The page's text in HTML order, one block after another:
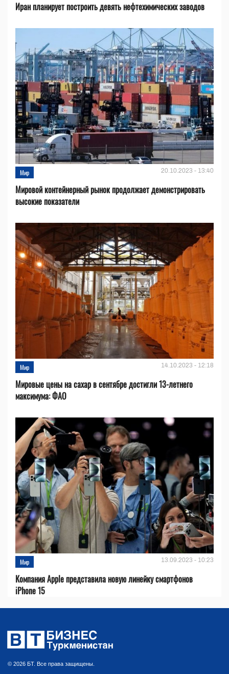
Иран планирует построить девять нефтехимических заводов
Мир 20.10.2023 - 13:40
Мировой контейнерный рынок продолжает демонстрировать
высокие показатели
Мир 14.10.2023 - 12:18
Мировые цены на сахар в сентябре достигли 13-летнего
максимума: ФАО
Мир 13.09.2023 - 10:23
Компания Apple представила новую линейку смартфонов
iPhone 15
© 2026 БТ. Все права защищены.